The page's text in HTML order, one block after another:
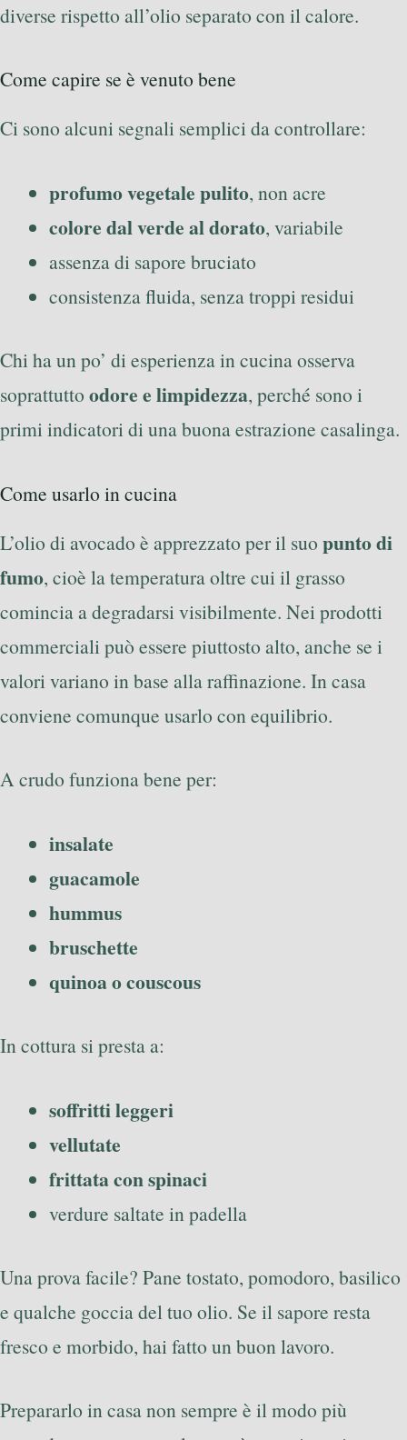
diverse rispetto all’olio separato con il calore.
Come capire se è venuto bene
Ci sono alcuni segnali semplici da controllare:
profumo vegetale pulito, non acre
colore dal verde al dorato, variabile
assenza di sapore bruciato
consistenza fluida, senza troppi residui
Chi ha un po’ di esperienza in cucina osserva
soprattutto odore e limpidezza, perché sono i
primi indicatori di una buona estrazione casalinga.
Come usarlo in cucina
L’olio di avocado è apprezzato per il suo punto di
fumo, cioè la temperatura oltre cui il grasso
comincia a degradarsi visibilmente. Nei prodotti
commerciali può essere piuttosto alto, anche se i
valori variano in base alla raffinazione. In casa
conviene comunque usarlo con equilibrio.
A crudo funziona bene per:
insalate
guacamole
hummus
bruschette
quinoa o couscous
In cottura si presta a:
soffritti leggeri
vellutate
frittata con spinaci
verdure saltate in padella
Una prova facile? Pane tostato, pomodoro, basilico
e qualche goccia del tuo olio. Se il sapore resta
fresco e morbido, hai fatto un buon lavoro.
Prepararlo in casa non sempre è il modo più